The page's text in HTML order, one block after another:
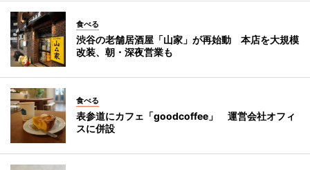
食べる
渋谷の老舗居酒屋「山家」が再始動 本店を大規模
改装、朝・深夜営業も
食べる
表参道にカフェ「goodcoffee」 運営会社オフィ
スに併設